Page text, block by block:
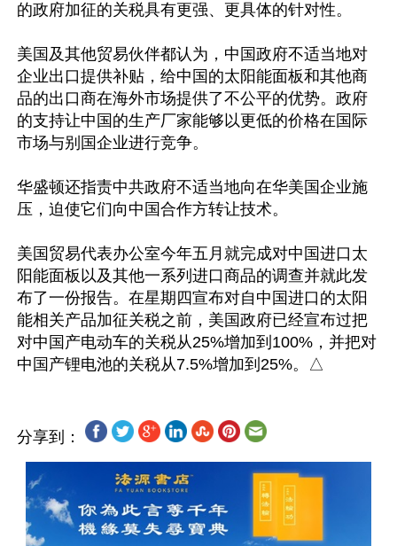
的政府加征的关税具有更强、更具体的针对性。
美国及其他贸易伙伴都认为，中国政府不适当地对
企业出口提供补贴，给中国的太阳能面板和其他商
品的出口商在海外市场提供了不公平的优势。政府
的支持让中国的生产厂家能够以更低的价格在国际
市场与别国企业进行竞争。
华盛顿还指责中共政府不适当地向在华美国企业施
压，迫使它们向中国合作方转让技术。
美国贸易代表办公室今年五月就完成对中国进口太
阳能面板以及其他一系列进口商品的调查并就此发
布了一份报告。在星期四宣布对自中国进口的太阳
能相关产品加征关税之前，美国政府已经宣布过把
对中国产电动车的关税从25%增加到100%，并把对
分享到：